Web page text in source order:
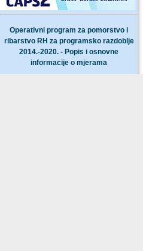
Operativni program za pomorstvo i
ribarstvo RH za programsko razdoblje
2014.-2020. - Popis i osnovne
informacije o mjerama